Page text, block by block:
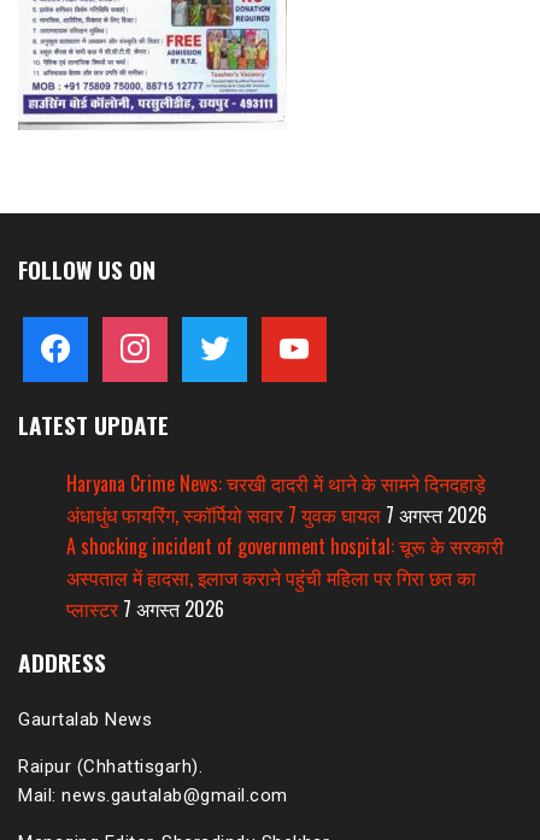
FOLLOW US ON
facebook instagram twitter
LATEST UPDATE
Haryana Crime News: चरखी दादरी में थाने के सामने दिनदहाड़े
अंधाधुंध फायरिंग, स्कॉर्पियो सवार 7 युवक घायल 7 अगस्त 2026
A shocking incident of government hospital: चूरू के सरकारी
अस्पताल में हादसा, इलाज कराने पहुंची महिला पर गिरा छत का
प्लास्टर 7 अगस्त 2026
ADDRESS
Gaurtalab News
Raipur (Chhattisgarh).
Mail: news.gautalab@gmail.com